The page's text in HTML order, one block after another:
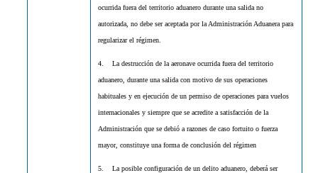
ocurrida fuera del territorio aduanero durante una salida no
autorizada, no debe ser aceptada por la Administración Aduanera para
regularizar el régimen.
4. La destrucción de la aeronave ocurrida fuera del territorio
aduanero, durante una salida con motivo de sus operaciones
habituales y en ejecución de un permiso de operaciones para vuelos
internacionales y siempre que se acredite a satisfacción de la
Administración que se debió a razones de caso fortuito o fuerza
mayor, constituye una forma de conclusión del régimen
5. La posible configuración de un delito aduanero, deberá ser